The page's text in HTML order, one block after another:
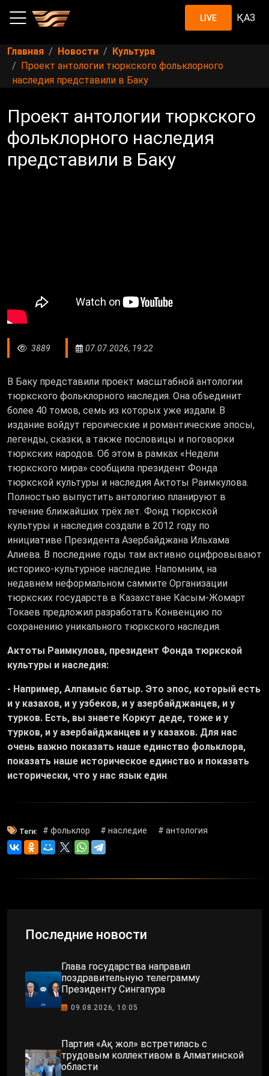
LIVE ҚАЗ
Главная Новости
Культура
Проект антологии тюркского фольклорного
наследия представили в Баку
Проект антологии тюркского
фольклорного наследия
представили в Баку
3889 07.07.2026, 19:22
В Баку представили проект масштабной антологии
тюркского фольклорного наследия. Она объединит
более 40 томов, семь из которых уже издали. В
издание войдут героические и романтические эпосы,
легенды, сказки, а также пословицы и поговорки
тюркских народов. Об этом в рамках «Недели
тюркского мира» сообщила президент Фонда
тюркской культуры и наследия Актоты Раимкулова.
Полностью выпустить антологию планируют в
течение ближайших трёх лет. Фонд тюркской
культуры и наследия создали в 2012 году по
инициативе Президента Азербайджана Ильхама
Алиева. В последние годы там активно оцифровывают
историко-культурное наследие. Напомним, на
недавнем неформальном саммите Организации
тюркских государств в Казахстане Касым-Жомарт
Токаев предложил разработать Конвенцию по
сохранению уникального тюркского наследия.
Актоты Раимкулова, президент Фонда тюркской
культуры и наследия:
- Например, Алпамыс батыр. Это эпос, который есть
и у казахов, и у узбеков, и у азербайджанцев, и у
турков. Есть, вы знаете Коркут деде, тоже и у
турков, и у азербайджанцев и у казахов. Для нас
очень важно показать наше единство фольклора,
показать наше историческое единство и показать
исторически, что у нас язык един.
Теги: # фольклор # наследие # антология
Последние новости
Глава государства направил
поздравительную телеграмму
Президенту Сингапура
09.08.2026, 10:05
Партия «Ақ жол» встретилась с
трудовым коллективом в Алматинской
области